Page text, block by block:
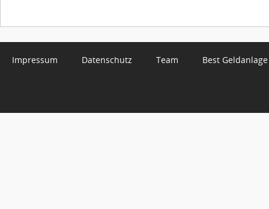
Impressum Datenschutz Team Best Geldanlage